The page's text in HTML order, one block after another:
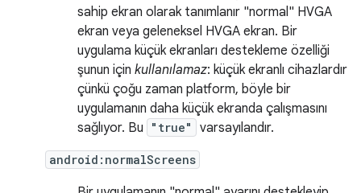
sahip ekran olarak tanımlanır "normal" HVGA
ekran veya geleneksel HVGA ekran. Bir
uygulama küçük ekranları destekleme özelliği
şunun için kullanılamaz: küçük ekranlı cihazlardır
çünkü çoğu zaman platform, böyle bir
uygulamanın daha küçük ekranda çalışmasını
sağlıyor. Bu
"true" varsayılandır.
android:normalScreens